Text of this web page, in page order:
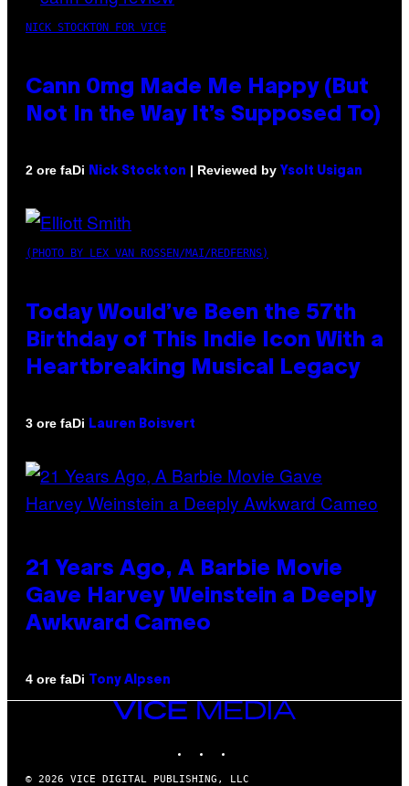
NICK STOCKTON FOR VICE
Cann 0mg Made Me Happy (But
Not In the Way It’s Supposed To)
2 ore faDi Nick Stockton | Reviewed by Ysolt Usigan
(PHOTO BY LEX VAN ROSSEN/MAI/REDFERNS)
Today Would’ve Been the 57th
Birthday of This Indie Icon With a
Heartbreaking Musical Legacy
3 ore faDi Lauren Boisvert
21 Years Ago, A Barbie Movie
Gave Harvey Weinstein a Deeply
Awkward Cameo
4 ore faDi Tony Alpsen
VICE
MEDIA
© 2026 VICE DIGITAL PUBLISHING, LLC